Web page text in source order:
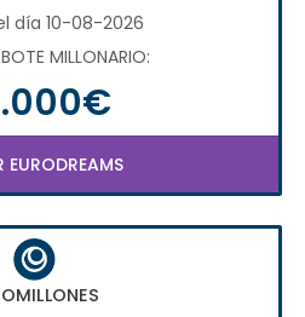
día 10-08-2026
MILLONARIO:
EURODREAMS